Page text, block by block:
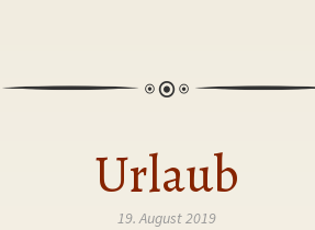
Urlaub
19. August 2019